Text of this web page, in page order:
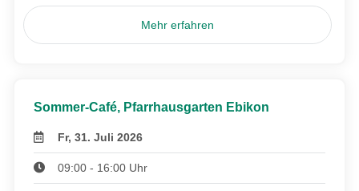
Mehr erfahren
Sommer-Café, Pfarrhausgarten Ebikon
Fr, 31. Juli 2026
09:00 - 16:00 Uhr